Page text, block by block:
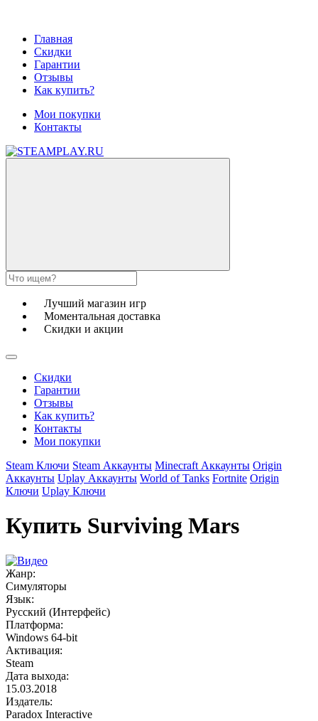
Главная
Скидки
Гарантии
Отзывы
Как купить?
Мои покупки
Контакты
Лучший магазин игр
Моментальная доставка
Скидки и акции
Скидки
Гарантии
Отзывы
Как купить?
Контакты
Мои покупки
Steam Ключи Steam Аккаунты Minecraft Аккаунты Origin
Аккаунты Uplay Аккаунты World of Tanks Fortnite Origin
Ключи Uplay Ключи
Купить Surviving Mars
Жанр:
Симуляторы
Язык:
Русский (Интерфейс)
Платформа:
Windows 64-bit
Активация:
Steam
Дата выхода:
15.03.2018
Издатель:
Paradox Interactive